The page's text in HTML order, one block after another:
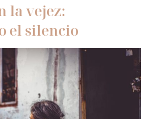
la vejez:
el silencio